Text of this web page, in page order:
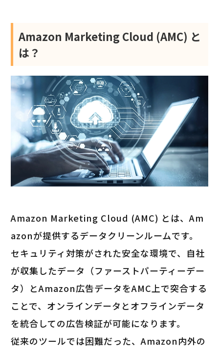
Amazon Marketing Cloud (AMC) と
は？
Amazon Marketing Cloud (AMC) とは、Am
azonが提供するデータクリーンルームです。
セキュリティ対策がされた安全な環境で、自社
が収集したデータ（ファーストパーティーデー
タ）とAmazon広告データをAMC上で突合する
ことで、オンラインデータとオフラインデータ
を統合しての広告検証が可能になります。
従来のツールでは困難だった、Amazon内外の